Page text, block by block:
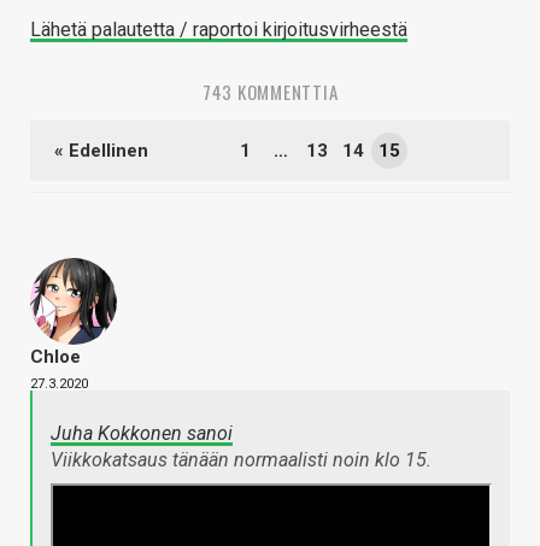
Lähetä palautetta / raportoi kirjoitusvirheestä
743 KOMMENTTIA
« Edellinen 1 … 13 14 15
Chloe
27.3.2020
Juha Kokkonen sanoi
Viikkokatsaus tänään normaalisti noin klo 15.